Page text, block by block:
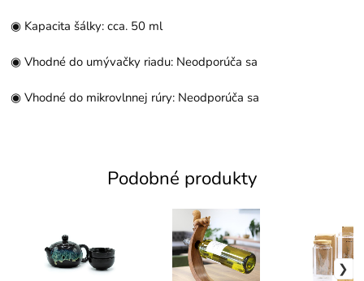
◉ Kapacita šálky: cca. 50 ml
◉ Vhodné do umývačky riadu: Neodporúča sa
◉ Vhodné do mikrovlnnej rúry: Neodporúča sa
Podobné produkty